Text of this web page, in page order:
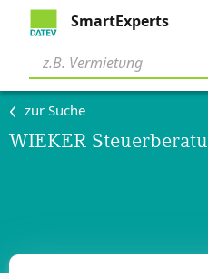
SmartExperts
zur Suche
WIEKER